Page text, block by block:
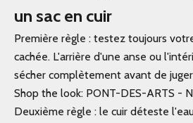
un sac en cuir
Première règle : testez toujours
cachée. L'arrière d'une anse ou
sécher complètement avant de
Shop the look: PONT-DES-ARTS -
Deuxième règle : le cuir déteste